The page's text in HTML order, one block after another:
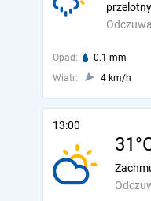
Opad: 0.1 mm
Wiatr:
4 km/h
13:00